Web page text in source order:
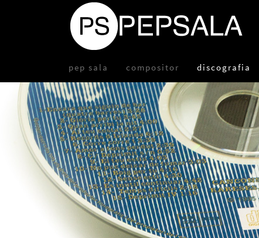
pep sala compositor discografia